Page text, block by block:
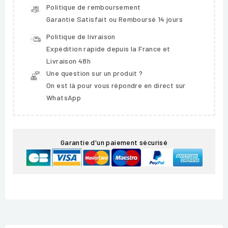
Politique de remboursement
Garantie Satisfait ou Remboursé 14 jours
Politique de livraison
Expédition rapide depuis la France et
Livraison 48h
Une question sur un produit ?
On est là pour vous répondre en direct sur
WhatsApp
Garantie d'un paiement sécurisé